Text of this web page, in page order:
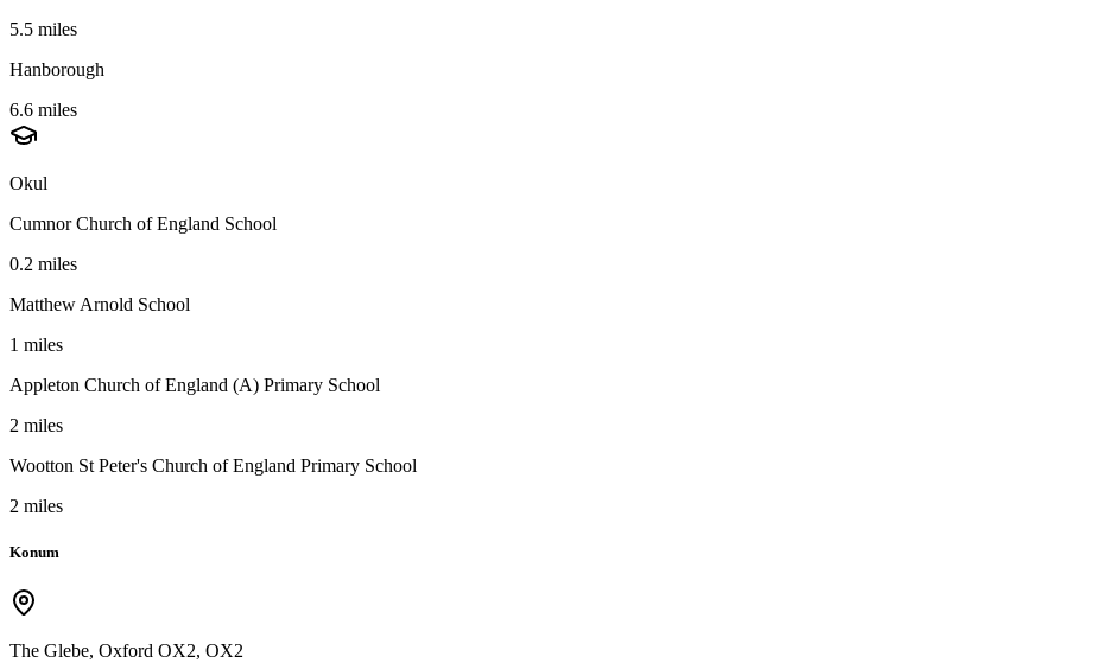
5.5 miles
Hanborough
6.6 miles
Okul
Cumnor Church of England School
0.2 miles
Matthew Arnold School
1 miles
Appleton Church of England (A) Primary School
2 miles
Wootton St Peter's Church of England Primary School
2 miles
Konum
The Glebe, Oxford OX2, OX2